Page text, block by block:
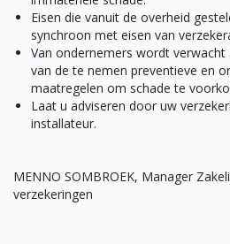
Eisen die vanuit de overheid
synchroon met eisen van
Van ondernemers wordt
van de te nemen preventieve en
maatregelen om schade te
Laat u adviseren door uw
installateur.
MENNO SOMBROEK, Manager
verzekeringen